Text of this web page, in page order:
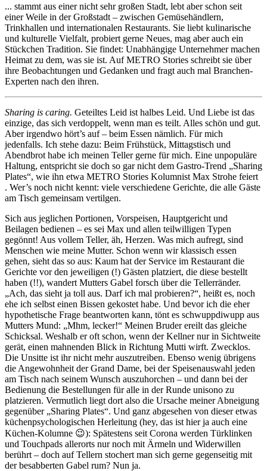
... stammt aus einer nicht sehr großen Stadt, lebt aber schon seit
einer Weile in der Großstadt – zwischen Gemüsehändlern,
Trinkhallen und internationalen Restaurants. Sie liebt kulinarische
und kulturelle Vielfalt, probiert gerne Neues, mag aber auch ein
Stückchen Tradition. Sie findet: Unabhängige Unternehmer machen
Heimat zu dem, was sie ist. Auf METRO Stories schreibt sie über
ihre Beobachtungen und Gedanken und fragt auch mal Branchen-
Experten nach den ihren.
Sharing is caring. Geteiltes Leid ist halbes Leid. Und Liebe ist das
einzige, das sich verdoppelt, wenn man es teilt. Alles schön und gut.
Aber irgendwo hört’s auf – beim Essen nämlich. Für mich
jedenfalls. Ich stehe dazu: Beim Frühstück, Mittagstisch und
Abendbrot habe ich meinen Teller gerne für mich. Eine unpopuläre
Haltung, entspricht sie doch so gar nicht dem Gastro-Trend „Sharing
Plates“, wie ihn etwa METRO Stories Kolumnist Max Strohe feiert
. Wer’s noch nicht kennt: viele verschiedene Gerichte, die alle Gäste
am Tisch gemeinsam vertilgen.
Sich aus jeglichen Portionen, Vorspeisen, Hauptgericht und
Beilagen bedienen – es sei Max und allen teilwilligen Typen
gegönnt! Aus vollem Teller, äh, Herzen. Was mich aufregt, sind
Menschen wie meine Mutter. Schon wenn wir klassisch essen
gehen, sieht das so aus: Kaum hat der Service im Restaurant die
Gerichte vor den jeweiligen (!) Gästen platziert, die diese bestellt
haben (!!), wandert Mutters Gabel forsch über die Tellerränder.
„Ach, das sieht ja toll aus. Darf ich mal probieren?“, heißt es, noch
ehe ich selbst einen Bissen gekostet habe. Und bevor ich die eher
hypothetische Frage beantworten kann, tönt es schwuppdiwupp aus
Mutters Mund: „Mhm, lecker!“ Meinen Bruder ereilt das gleiche
Schicksal. Weshalb er oft schon, wenn der Kellner nur in Sichtweite
gerät, einen mahnenden Blick in Richtung Mutti wirft. Zwecklos.
Die Unsitte ist ihr nicht mehr auszutreiben. Ebenso wenig übrigens
die Angewohnheit der Grand Dame, bei der Speisenauswahl jeden
am Tisch nach seinem Wunsch auszuhorchen – und dann bei der
Bedienung die Bestellungen für alle in der Runde unisono zu
platzieren. Vermutlich liegt dort also die Ursache meiner Abneigung
gegenüber „Sharing Plates“. Und ganz abgesehen von dieser etwas
küchenpsychologischen Herleitung (hey, das ist hier ja auch eine
Küchen-Kolumne 😉): Spätestens seit Corona werden Türklinken
und Touchpads allerorts nur noch mit Ärmeln und Widerwillen
berührt – doch auf Tellern stochert man sich gerne gegenseitig mit
der besabberten Gabel rum? Nun ja.